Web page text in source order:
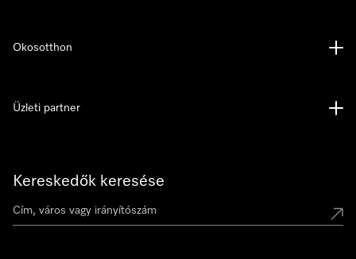
Kereskedők keresése
Okosotthon
Üzleti partner